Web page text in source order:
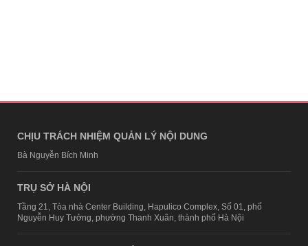
CHỊU TRÁCH NHIỆM QUẢN LÝ NỘI DUNG
Bà Nguyễn Bích Minh
TRỤ SỞ HÀ NỘI
Tầng 21, Tòa nhà Center Building, Hapulico Complex, Số 01, phố
Nguyễn Huy Tưởng, phường Thanh Xuân, thành phố Hà Nội